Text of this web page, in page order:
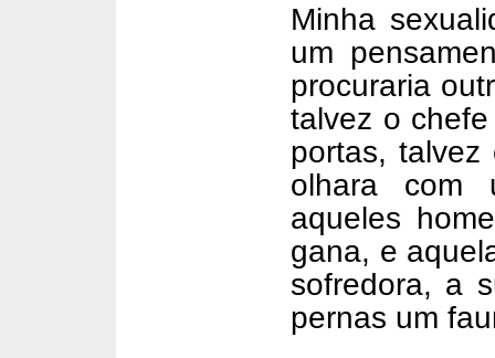
Minha
um
procuraria
talvez o
portas,
olhara com
aqueles
gana, e
sofredora, a
pernas um